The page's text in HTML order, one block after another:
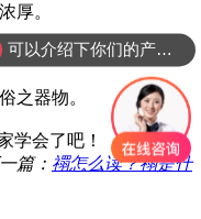
厚。
韵味正浓。
粗俗之器物。
学会了吧！
篇： 禤怎么读？禤是什
可以介绍下你们的产品么？